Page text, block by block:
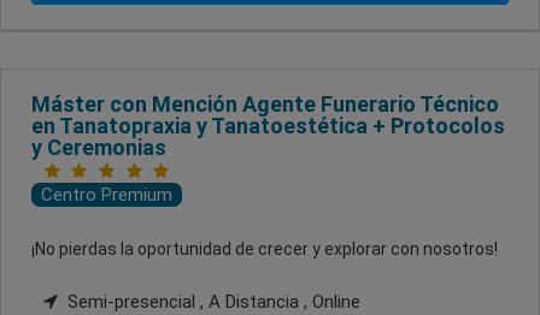
Máster con Mención Agente Funerario Técnico
en Tanatopraxia y Tanatoestética + Protocolos
y Ceremonias
Centro Premium
¡No pierdas la oportunidad de crecer y explorar con nosotros!
Semi-presencial , A Distancia , Online